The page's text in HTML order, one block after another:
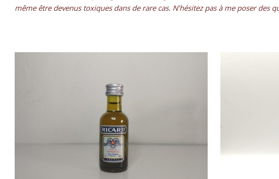
même être devenus toxiques dans de rare cas. N’hésitez pas à me poser des